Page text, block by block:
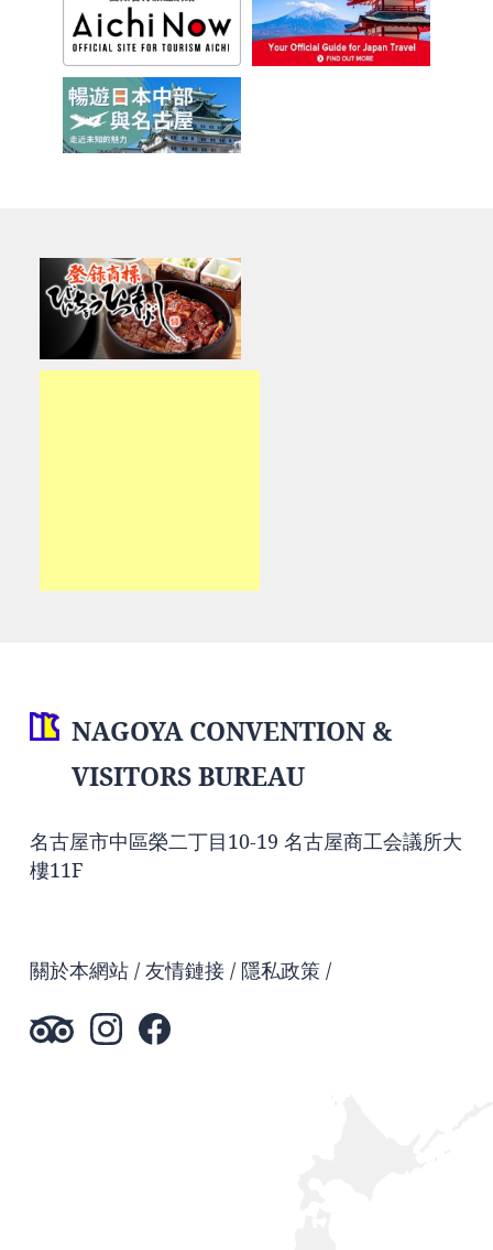
NAGOYA CONVENTION &
VISITORS BUREAU
名古屋市中區榮二丁目10-19 名古屋商工会議所大
樓11F
關於本網站 友情鏈接 隱私政策